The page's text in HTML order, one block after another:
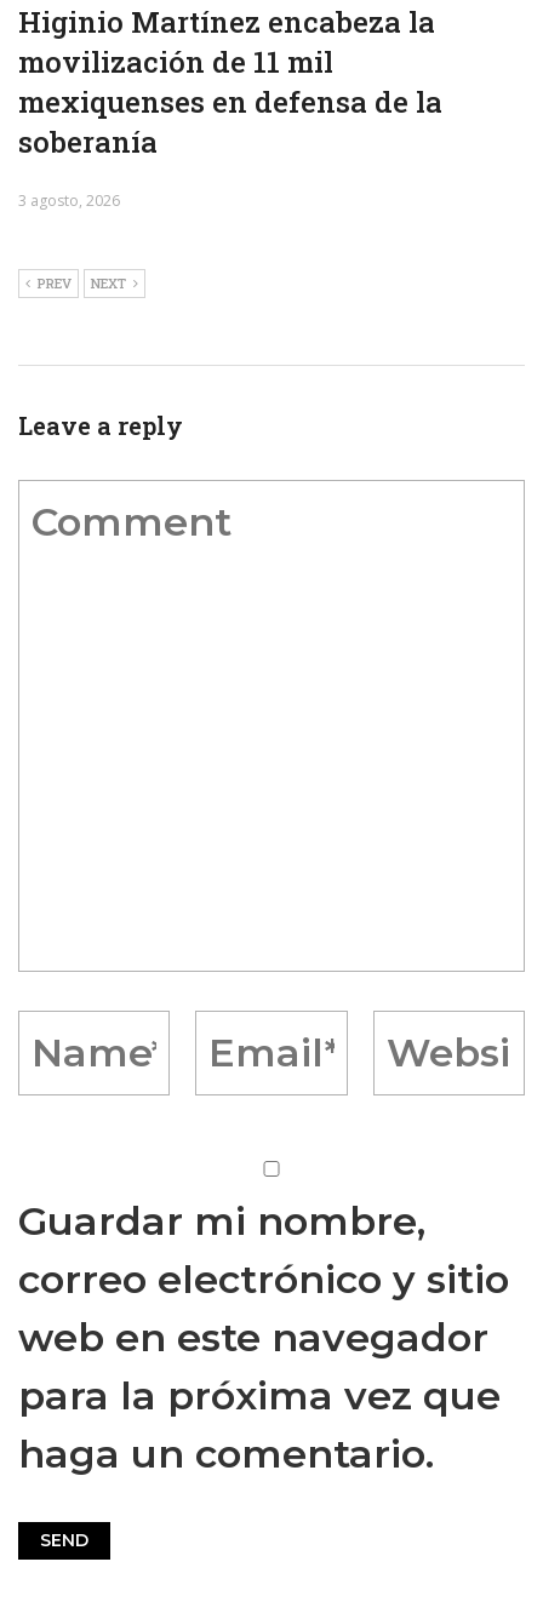
Higinio Martínez encabeza la
movilización de 11 mil
mexiquenses en defensa de la
soberanía
3 agosto, 2026
PREV NEXT
Leave a reply
Guardar mi nombre,
correo electrónico y sitio
web en este navegador
para la próxima vez que
haga un comentario.